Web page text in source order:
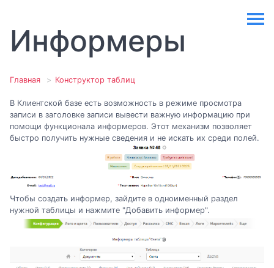
Информеры
Главная Конструктор таблиц
В Клиентской базе есть возможность в режиме просмотра
записи в заголовке записи вывести важную информацию при
помощи функционала информеров. Этот механизм позволяет
быстро получить нужные сведения и не искать их среди полей.
Чтобы создать информер, зайдите в одноименный раздел
нужной таблицы и нажмите "Добавить информер".